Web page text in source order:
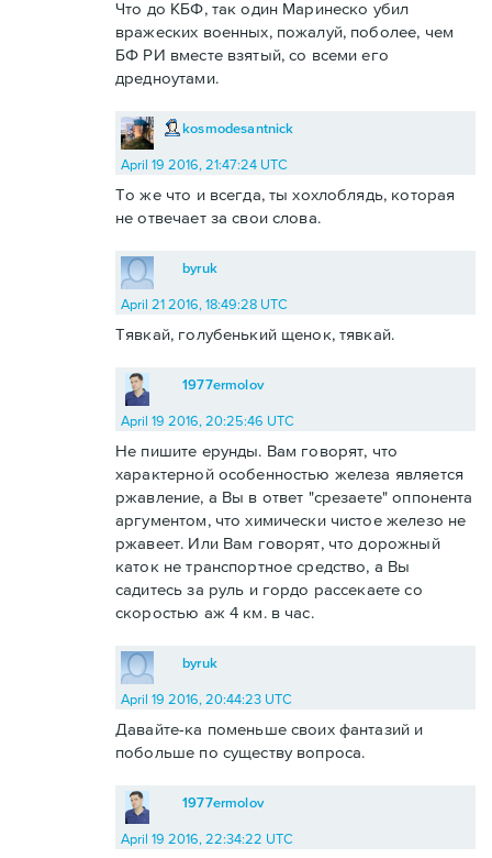
Что до КБФ, так один Маринеско убил
вражеских военных, пожалуй, поболее, чем
БФ РИ вместе взятый, со всеми его
дредноутами.
kosmodesantnick
April 19 2016, 21:47:24 UTC
То же что и всегда, ты хохлоблядь, которая
не отвечает за свои слова.
byruk
April 21 2016, 18:49:28 UTC
Тявкай, голубенький щенок, тявкай.
1977ermolov
April 19 2016, 20:25:46 UTC
Не пишите ерунды. Вам говорят, что
характерной особенностью железа является
ржавление, а Вы в ответ "срезаете" оппонента
аргументом, что химически чистое железо не
ржавеет. Или Вам говорят, что дорожный
каток не транспортное средство, а Вы
садитесь за руль и гордо рассекаете со
скоростью аж 4 км. в час.
byruk
April 19 2016, 20:44:23 UTC
Давайте-ка поменьше своих фантазий и
побольше по существу вопроса.
1977ermolov
April 19 2016, 22:34:22 UTC